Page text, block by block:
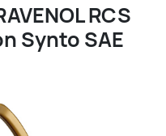
RCS
Synto SAE